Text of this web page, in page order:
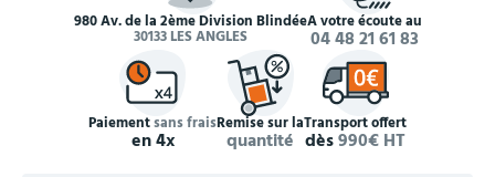
980 Av. de la 2ème Division Blindée
30133 LES ANGLES
À votre écoute au
04 48 21 61 83
Paiementsans frais
en 4x
Remise sur la
quantité
Transport offert
dès990€ HT